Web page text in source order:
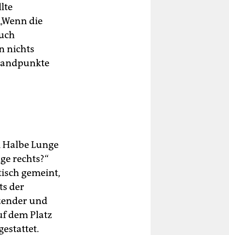
die
nichts
Lunge
rechts?“
gemeint,
der
und
dem Platz